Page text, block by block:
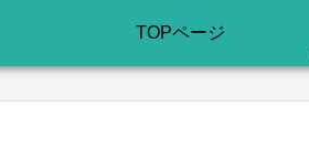
TOPページ